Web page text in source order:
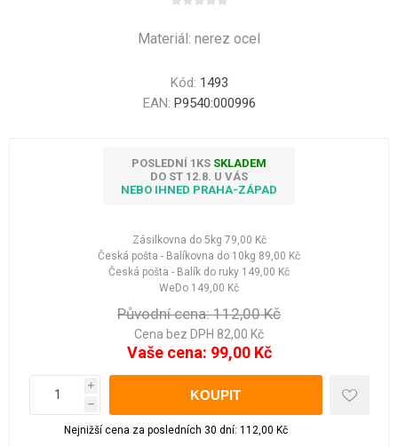
Materiál: nerez ocel
Kód: 1493
EAN: P9540:000996
POSLEDNÍ 1KS SKLADEM
DO ST 12.8. U VÁS
NEBO IHNED PRAHA-ZÁPAD
Zásilkovna do 5kg 79,00 Kč
Česká pošta - Balíkovna do 10kg 89,00 Kč
Česká pošta - Balík do ruky 149,00 Kč
WeDo 149,00 Kč
Původní cena: 112,00 Kč
Cena bez DPH 82,00 Kč
Vaše cena: 99,00 Kč
i
h
Nejnižší cena za posledních 30 dní: 112,00 Kč